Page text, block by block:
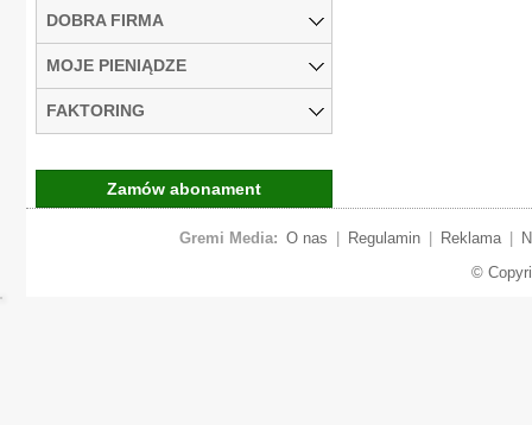
DOBRA FIRMA
MOJE PIENIĄDZE
FAKTORING
Zamów abonament
Gremi Media: O nas Regulamin Reklama
©